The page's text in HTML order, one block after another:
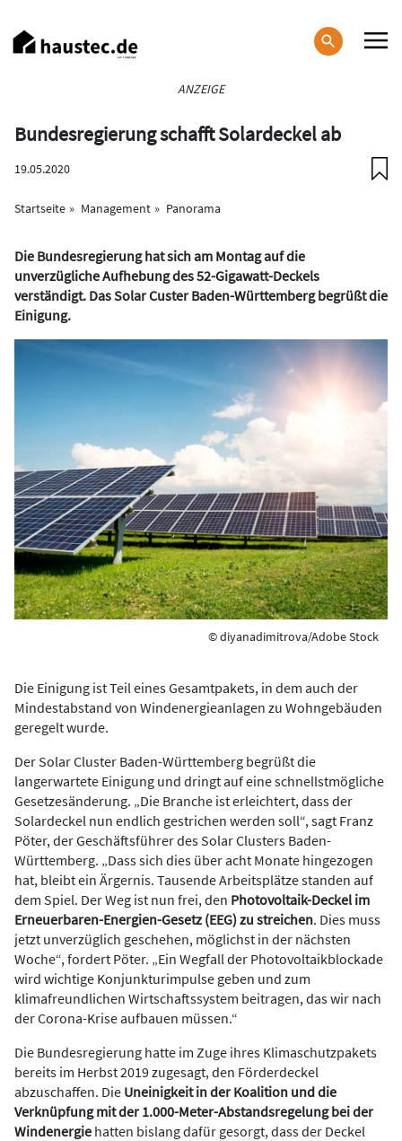
zum
Inhalt
ANZEIGE
Bundesregierung schafft Solardeckel ab
19.05.2020
Startseite Management Panorama
Die Bundesregierung hat sich am Montag auf die
unverzügliche Aufhebung des 52-Gigawatt-Deckels
verständigt. Das Solar Custer Baden-Württemberg begrüßt die
Einigung.
© diyanadimitrova/Adobe Stock
Die Einigung ist Teil eines Gesamtpakets, in dem auch der
Mindestabstand von Windenergieanlagen zu Wohngebäuden
geregelt wurde.
Der Solar Cluster Baden-Württemberg begrüßt die
langerwartete Einigung und dringt auf eine schnellstmögliche
Gesetzesänderung. „Die Branche ist erleichtert, dass der
Solardeckel nun endlich gestrichen werden soll“, sagt Franz
Pöter, der Geschäftsführer des Solar Clusters Baden-
Württemberg. „Dass sich dies über acht Monate hingezogen
hat, bleibt ein Ärgernis. Tausende Arbeitsplätze standen auf
dem Spiel. Der Weg ist nun frei, den Photovoltaik-Deckel im
Erneuerbaren-Energien-Gesetz (EEG) zu streichen. Dies muss
jetzt unverzüglich geschehen, möglichst in der nächsten
Woche“, fordert Pöter. „Ein Wegfall der Photovoltaikblockade
wird wichtige Konjunkturimpulse geben und zum
klimafreundlichen Wirtschaftssystem beitragen, das wir nach
der Corona-Krise aufbauen müssen.“
Die Bundesregierung hatte im Zuge ihres Klimaschutzpakets
bereits im Herbst 2019 zugesagt, den Förderdeckel
abzuschaffen. Die Uneinigkeit in der Koalition und die
Verknüpfung mit der 1.000-Meter-Abstandsregelung bei der
Windenergie hatten bislang dafür gesorgt, dass der Deckel